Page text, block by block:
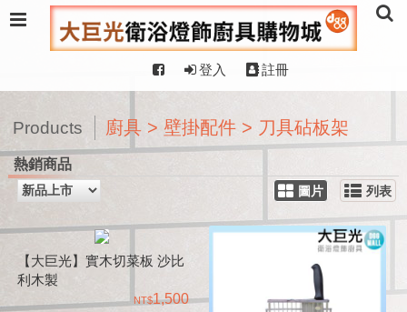
登入 註冊
Products 廚具 > 壁掛配件 > 刀具砧板架
熱銷商品
圖片 列表
【大巨光】實木切菜板 沙比
利木製
1,500